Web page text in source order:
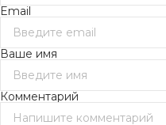
Email
Ваше имя
Комментарий